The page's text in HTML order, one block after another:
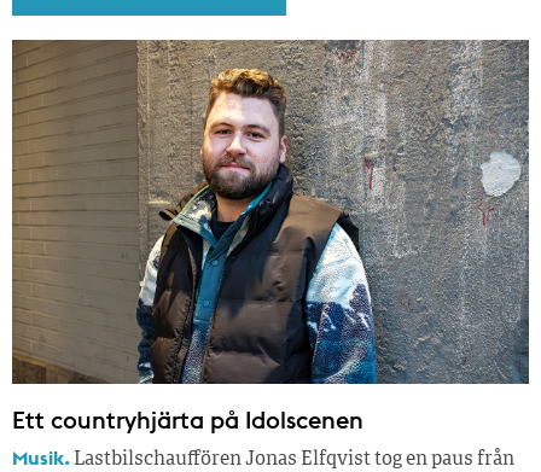
Ett countryhjärta på Idolscenen
Musik. Lastbilschauffören Jonas Elfqvist tog en paus från